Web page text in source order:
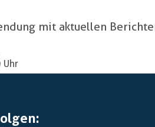
mit aktuellen
Uhr